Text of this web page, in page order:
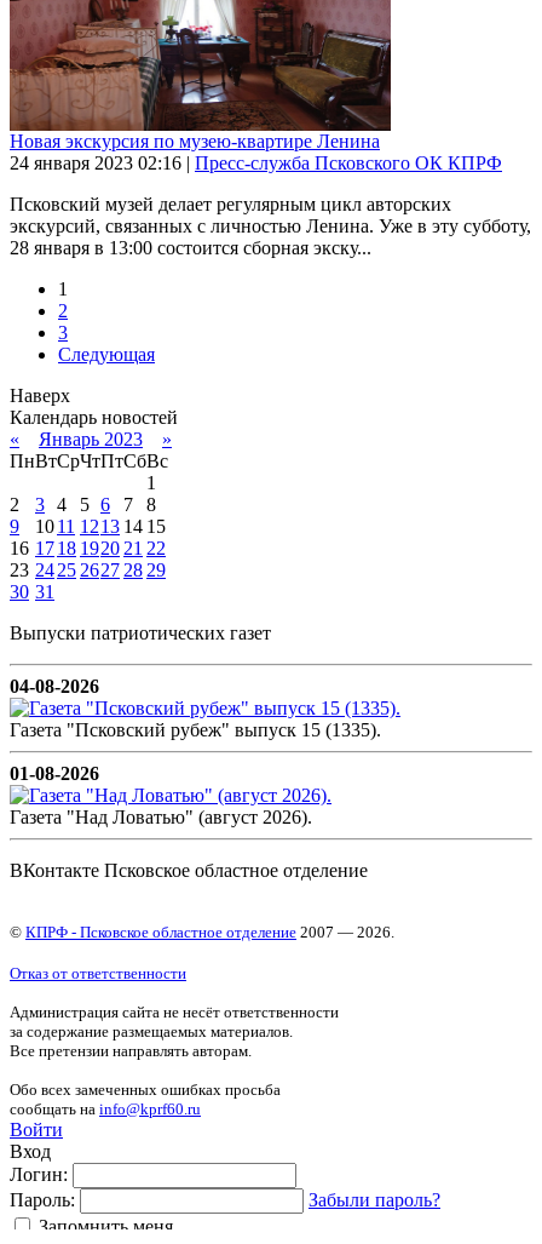
Новая экскурсия по музею-квартире Ленина
24 января 2023 02:16 | Пресс-служба Псковского ОК КПРФ
Псковский музей делает регулярным цикл авторских
экскурсий, связанных с личностью Ленина. Уже в эту субботу,
28 января в 13:00 состоится сборная экску...
1
2
3
Следующая
Наверх
Календарь новостей
«
Январь 2023
»
ПнВтСрЧтПтСбВс
1
2
3 4 5 6 7
8
9
1011 1213 14 15
16 1718 1920 21 22
23 2425 2627 28 29
30 31
Выпуски патриотических газет
04-08-2026
Газета "Псковский рубеж" выпуск 15 (1335).
01-08-2026
Газета "Над Ловатью" (август 2026).
ВКонтакте Псковское областное отделение
© КПРФ - Псковское областное отделение 2007 — 2026.
Отказ от ответственности
Администрация сайта не несёт ответственности
за содержание размещаемых материалов.
Все претензии направлять авторам.
Обо всех замеченных ошибках просьба
сообщать на info@kprf60.ru
Войти
Вход
Логин:
Пароль:
Забыли пароль?
Запомнить меня